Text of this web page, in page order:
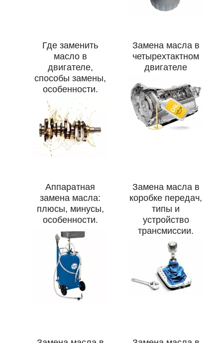
Где заменить
масло в
двигателе,
способы замены,
особенности.
Замена масла в
четырехтактном
двигателе
Аппаратная
замена масла:
плюсы, минусы,
особенности.
Замена масла в
коробке передач,
типы и
устройство
трансмиссии.